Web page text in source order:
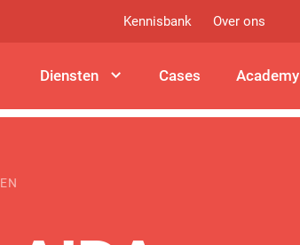
Kennisbank Over ons
Diensten Cases Academy